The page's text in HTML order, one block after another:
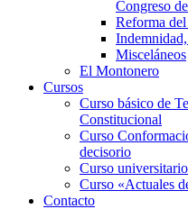
Congreso
Reforma
Misceláneos
El Montonero
Cursos
Curso básico de
Constitucional
Curso
decisorio
Curso
Curso «Actuales
Contacto